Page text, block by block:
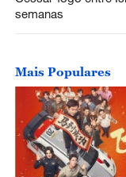
semanas
Mais Populares